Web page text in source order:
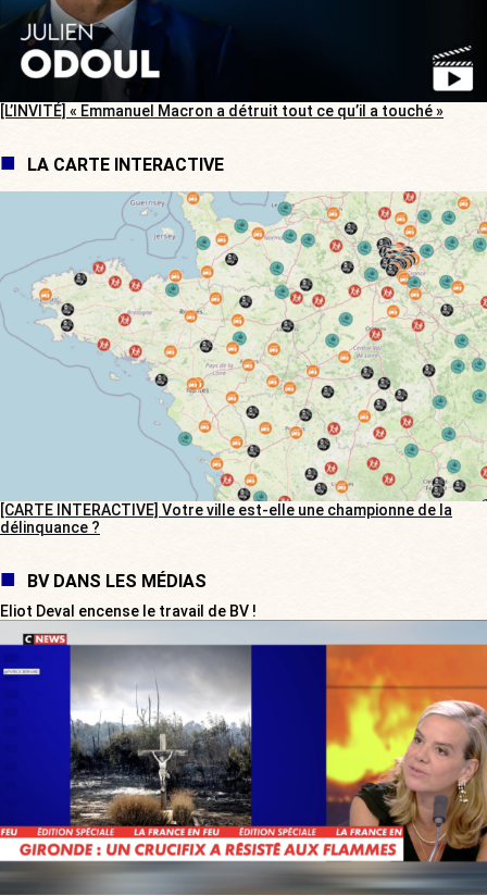
[L’INVITÉ] « Emmanuel Macron a détruit tout ce qu’il a touché »
LA CARTE INTERACTIVE
[CARTE INTERACTIVE] Votre ville est-elle une championne de la
délinquance ?
BV DANS LES MÉDIAS
Eliot Deval encense le travail de BV !